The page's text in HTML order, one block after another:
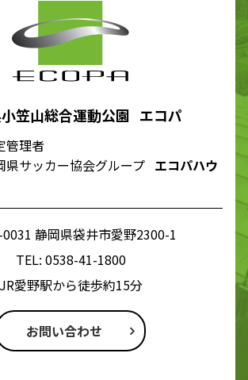
笠山総合運動公園 エコパ
管理者
県サッカー協会グループ エコパハウ
0031 静岡県袋井市愛野2300-1
TEL: 0538-41-1800
JR愛野駅から徒歩約15分
お問い合わせ